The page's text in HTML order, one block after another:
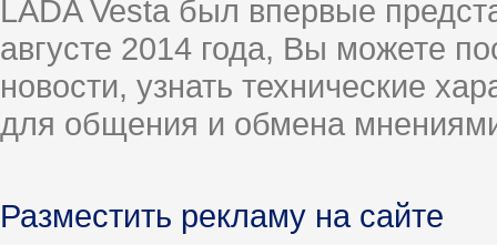
LADA Vesta был впервые
августе 2014 года, Вы можете
новости, узнать технические
для общения и обмена
Разместить рекламу на сайте